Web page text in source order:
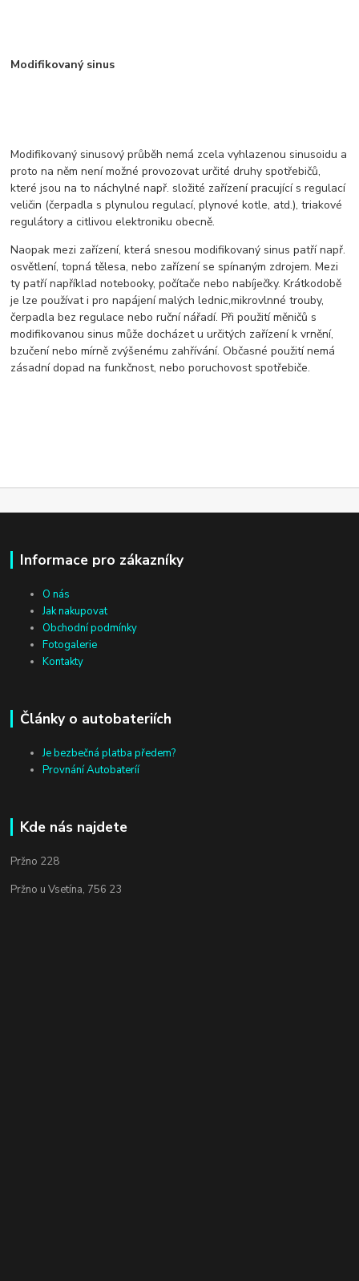
Modifikovaný sinus
Modifikovaný sinusový průběh nemá zcela vyhlazenou sinusoidu a
proto na něm není možné provozovat určité druhy spotřebičů,
které jsou na to náchylné např. složité zařízení pracující s regulací
veličin (čerpadla s plynulou regulací, plynové kotle, atd.), triakové
regulátory a citlivou elektroniku obecně.
Naopak mezi zařízení, která snesou modifikovaný sinus patří např.
osvětlení, topná tělesa, nebo zařízení se spínaným zdrojem. Mezi
ty patří například notebooky, počítače nebo nabíječky. Krátkodobě
je lze používat i pro napájení malých lednic,mikrovlnné trouby,
čerpadla bez regulace nebo ruční nářadí. Při použití měničů s
modifikovanou sinus může docházet u určitých zařízení k vrnění,
bzučení nebo mírně zvýšenému zahřívání. Občasné použití nemá
zásadní dopad na funkčnost, nebo poruchovost spotřebiče.
Informace pro zákazníky
O nás
Jak nakupovat
Obchodní podmínky
Fotogalerie
Kontakty
Články o autobateriích
Je bezbečná platba předem?
Provnání Autobateríí
Kde nás najdete
Pržno 228
Pržno u Vsetína, 756 23